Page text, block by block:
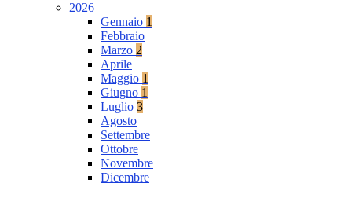
2026
Gennaio 1
Febbraio
Marzo 2
Aprile
Maggio 1
Giugno 1
Luglio 3
Agosto
Settembre
Ottobre
Novembre
Dicembre